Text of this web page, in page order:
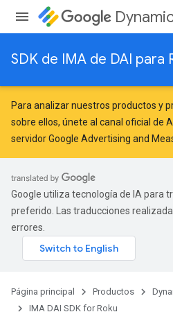
Dynamic
SDK de IMA de DAI para
Para analizar nuestros productos y
sobre ellos, únete al canal oficial de
servidorGoogle Advertising and
Google utiliza tecnología de IA para
preferido. Las traducciones
errores.
Página principal Productos
IMA DAI SDK for Roku